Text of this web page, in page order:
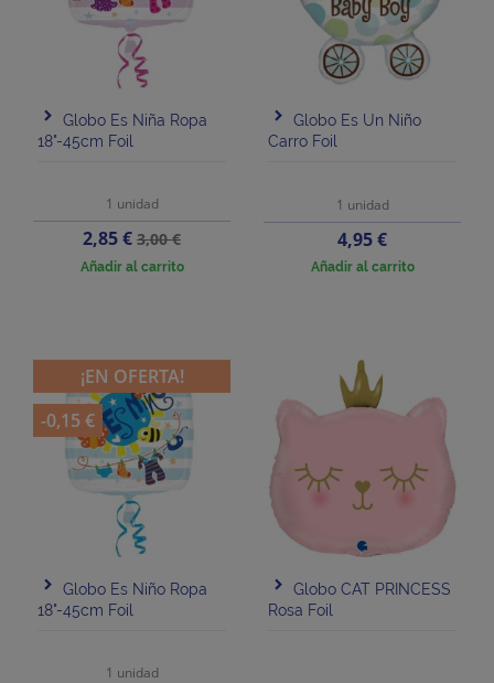
Globo Es Niña Ropa
18"-45cm Foil
1 unidad
Precio
2,85 €Precio
base
3,00 €
Añadir al carrito
Globo Es Un Niño
Carro Foil
1 unidad
Precio
4,95 €
Añadir al carrito
Globo Es Niño Ropa
18"-45cm Foil
1 unidad
¡EN OFERTA!
-0,15 €
Globo CAT PRINCESS
Rosa Foil